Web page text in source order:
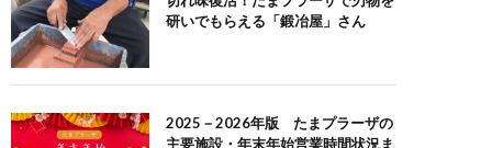
研いでもらえる「鍛冶屋」さん
2025－2026年版 たまプラーザの
主要施設・年末年始営業時間状況ま